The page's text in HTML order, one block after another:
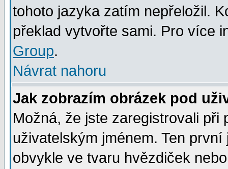
tohoto jazyka zatím nepřeložil.
překlad vytvořte sami. Pro více
Group.
Návrat nahoru
Jak zobrazím obrázek pod
Možná, že jste zaregistrovali
uživatelským jménem. Ten
obvykle ve tvaru hvězdiček